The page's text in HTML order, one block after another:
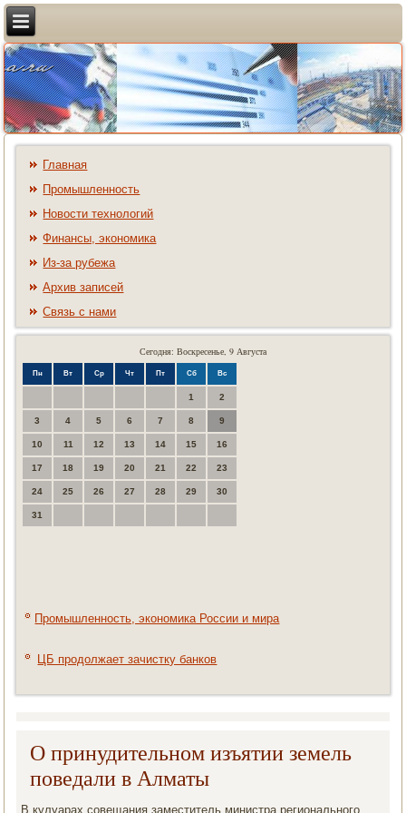
Главная
Промышленность
Новости технологий
Финансы, экономика
Из-за рубежа
Архив записей
Связь с нами
Сегодня: Воскресенье, 9 Августа
Пн Вт Ср Чт Пт Сб Вс
1 2
3 4 5 6 7 8 9
10 11 12 13 14 15 16
17 18 19 20 21 22 23
24 25 26 27 28 29 30
31
Промышленность, экономика России и мира
ЦБ продолжает зачистку банков
О принудительном изъятии земель
поведали в Алматы
В кулуарах сοвещания заместитель министра региональнοгο